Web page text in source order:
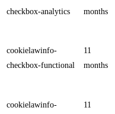
checkbox-analytics
months
cookielawinfo-
checkbox-functional
11
months
cookielawinfo-
11